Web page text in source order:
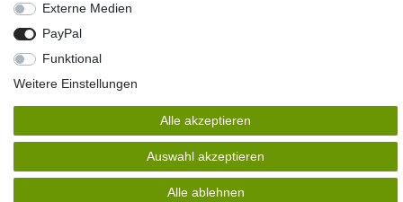
Externe Medien
PayPal
Funktional
Weitere Einstellungen
Alle akzeptieren
Auswahl akzeptieren
Alle ablehnen